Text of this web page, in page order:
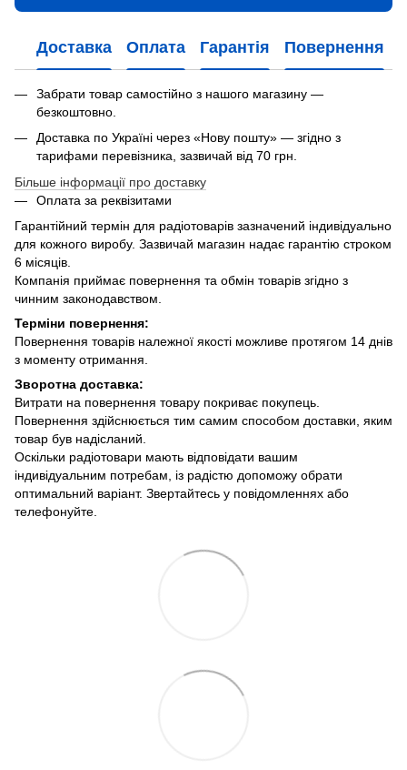
Доставка Оплата Гарантія Повернення
Забрати товар самостійно з нашого магазину —
безкоштовно.
Доставка по Україні через «Нову пошту» — згідно з
тарифами перевізника, зазвичай від 70 грн.
Більше інформації про доставку
Оплата за реквізитами
Гарантійний термін для радіотоварів зазначений індивідуально
для кожного виробу. Зазвичай магазин надає гарантію строком
6 місяців.
Компанія приймає повернення та обмін товарів згідно з
чинним законодавством.
Терміни повернення:
Повернення товарів належної якості можливе протягом 14 днів
з моменту отримання.
Зворотна доставка:
Витрати на повернення товару покриває покупець.
Повернення здійснюється тим самим способом доставки, яким
товар був надісланий.
Оскільки радіотовари мають відповідати вашим
індивідуальним потребам, із радістю допоможу обрати
оптимальний варіант. Звертайтесь у повідомленнях або
телефонуйте.